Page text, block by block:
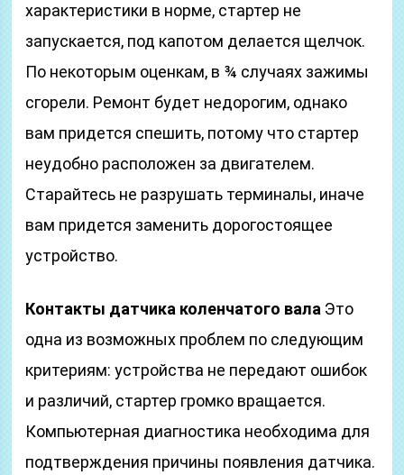
характеристики в норме, стартер не
запускается, под капотом делается щелчок.
По некоторым оценкам, в ¾ случаях зажимы
сгорели. Ремонт будет недорогим, однако
вам придется спешить, потому что стартер
неудобно расположен за двигателем.
Старайтесь не разрушать терминалы, иначе
вам придется заменить дорогостоящее
устройство.
Контакты датчика коленчатого вала Это
одна из возможных проблем по следующим
критериям: устройства не передают ошибок
и различий, стартер громко вращается.
Компьютерная диагностика необходима для
подтверждения причины появления датчика.